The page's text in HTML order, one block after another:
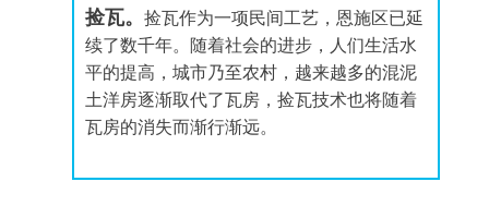
捡瓦。 捡瓦作为一项民间工艺，恩施区已延
续了数千年。随着社会的进步，人们生活水
平的提高，城市乃至农村，越来越多的混泥
土洋房逐渐取代了瓦房，捡瓦技术也将随着
瓦房的消失而渐行渐远。